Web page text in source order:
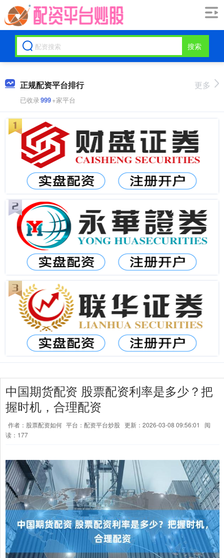
搜索
正规配资平台排行
已收录999+家平台
更多
中国期货配资 股票配资利率是多少？把
握时机，合理配资
作者：股票配资如何 平台：配资平台炒股 更新：2026-03-08 09:56:01
阅
读：177